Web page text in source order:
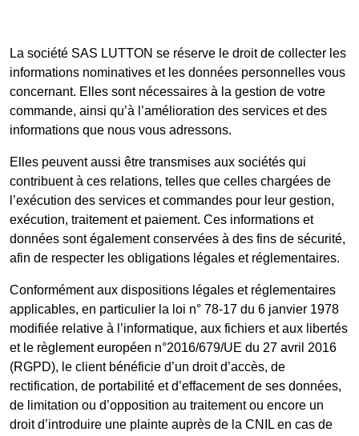
La société SAS LUTTON se réserve le droit de collecter les
informations nominatives et les données personnelles vous
concernant. Elles sont nécessaires à la gestion de votre
commande, ainsi qu’à l’amélioration des services et des
informations que nous vous adressons.
Elles peuvent aussi être transmises aux sociétés qui
contribuent à ces relations, telles que celles chargées de
l’exécution des services et commandes pour leur gestion,
exécution, traitement et paiement. Ces informations et
données sont également conservées à des fins de sécurité,
afin de respecter les obligations légales et réglementaires.
Conformément aux dispositions légales et réglementaires
applicables, en particulier la loi n° 78-17 du 6 janvier 1978
modifiée relative à l’informatique, aux fichiers et aux libertés
et le règlement européen n°2016/679/UE du 27 avril 2016
(RGPD), le client bénéficie d’un droit d’accès, de
rectification, de portabilité et d’effacement de ses données,
de limitation ou d’opposition au traitement ou encore un
droit d’introduire une plainte auprès de la CNIL en cas de